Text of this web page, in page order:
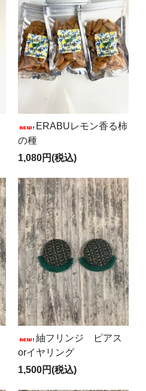
ERABUレモン香る柿
の種
1,080円(税込)
紬フリンジ ピアス
orイヤリング
1,500円(税込)